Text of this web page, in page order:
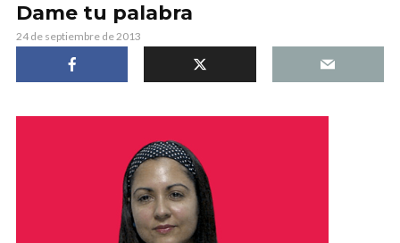
Dame tu palabra
24 de septiembre de 2013